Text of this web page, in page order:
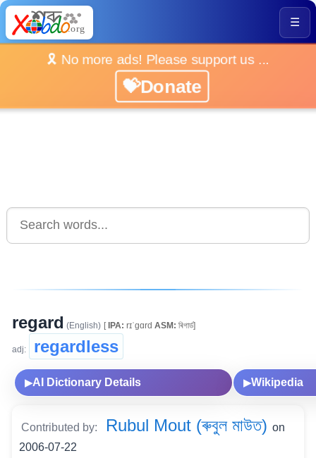
☰
🎗️ No more ads! Please support us ...
💝Donate
regard (English) [IPA: rɪˈgɑrd ASM: ৰিগাৰ্ড]
adj: regardless
▶AI Dictionary Details ▶Wikipedia
Contributed by: Rubul Mout (ৰুবুল মাউত) on
2006-07-22